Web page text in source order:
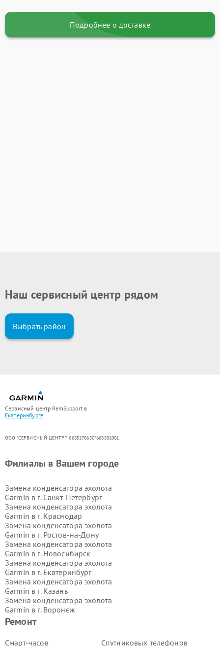
Подробнее о доставке
Наш сервисный центр рядом
Выбрать район
Сервисный центр RemSupport в
Екатеринбурге
ООО "СЕРВИСНЫЙ ЦЕНТР"* 6685170650*668501001
Ремонт
Смарт-часов Спутниковых телефонов
Филиалы в Вашем городе
Замена конденсатора эхолота
Garmin в г. Санкт-Петербург
Замена конденсатора эхолота
Garmin в г. Краснодар
Замена конденсатора эхолота
Garmin в г. Ростов-на-Дону
Замена конденсатора эхолота
Garmin в г. Новосибирск
Замена конденсатора эхолота
Garmin в г. Екатеринбург
Замена конденсатора эхолота
Garmin в г. Казань
Замена конденсатора эхолота
Garmin в г. Воронеж
Замена конденсатора эхолота
Garmin в г.